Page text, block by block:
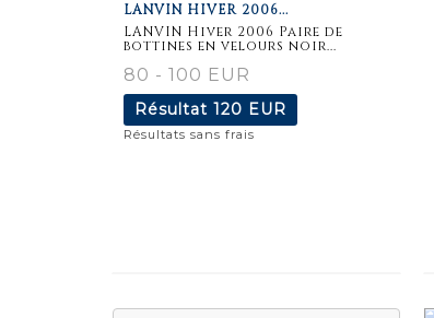
LANVIN HIVER 2006...
LANVIN Hiver 2006 Paire de
bottines en velours noir...
80 - 100 EUR
Résultat 120 EUR
Résultats sans frais